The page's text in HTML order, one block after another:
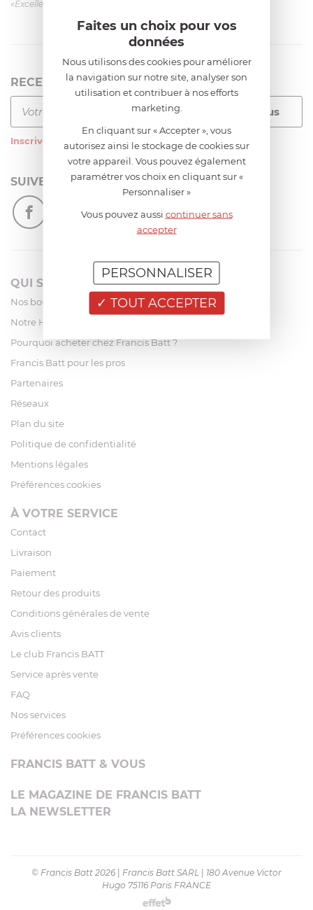
«Excellent: produit et livraison»
RECEVEZ LA NEWSLETTER
Inscrivez-vous à notre newsletter
SUIVEZ-NOUS
QUI SOMMES-NOUS?
Nos boutiques
Notre Histoire
Pourquoi acheter chez Francis Batt ?
Francis Batt pour les pros
Partenaires
Réseaux
Plan du site
Politique de confidentialité
Mentions légales
Préférences cookies
À VOTRE SERVICE
Contact
Livraison
Paiement
Retour des produits
Conditions générales de vente
Avis clients
Le club Francis BATT
Service après vente
FAQ
Nos services
Préférences cookies
FRANCIS BATT & VOUS
LE MAGAZINE DE FRANCIS BATT
LA NEWSLETTER
© Francis Batt 2026 Francis Batt SARL
180 Avenue Victor
Hugo 75116 Paris FRANCE
Faites un choix pour vos
données
Nous utilisons des cookies pour améliorer
la navigation sur notre site, analyser son
utilisation et contribuer à nos efforts
marketing.
En cliquant sur « Accepter », vous
autorisez ainsi le stockage de cookies sur
votre appareil. Vous pouvez également
paramétrer vos choix en cliquant sur «
Personnaliser »
Vous pouvez aussi continuer sans
accepter
TOUT ACCEPTER
PERSONNALISER